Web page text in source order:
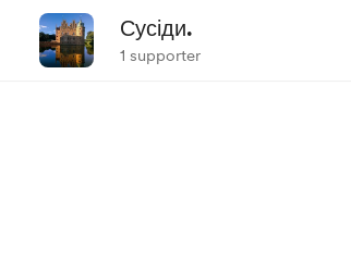
Сусіди.
1 supporter